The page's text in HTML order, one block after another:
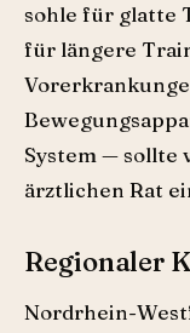
sohle für glatte
für längere
System — sollte
ärztlichen Rat
Regionaler
Nordrhein-